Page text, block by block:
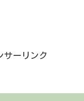
サーリンク